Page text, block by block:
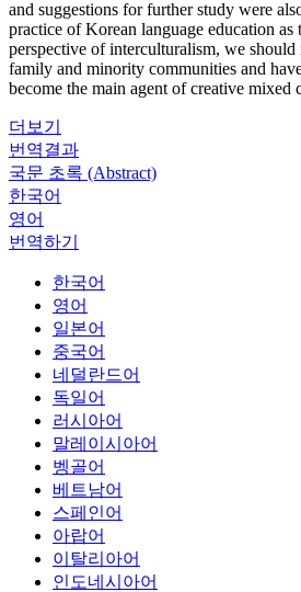
and suggestions for further study were
practice of Korean language education as
perspective of interculturalism, we should
family and minority communities and
become the main agent of creative mixed
더보기
번역결과
국문 초록 (Abstract)
한국어
영어
번역하기
한국어
영어
일본어
중국어
네덜란드어
독일어
러시아어
말레이시아어
벵골어
베트남어
스페인어
아랍어
이탈리아어
인도네시아어